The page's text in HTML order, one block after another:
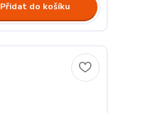
Přidat do košíku